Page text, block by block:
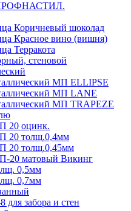
Коричневый шоколад
Красное вино (вишня)
Терракота
стеновой
МП ELLIPSE
МП LАNE
МП TRAPEZE
20 оцинк.
20 толщ.0,4мм
20 толщ.0,45мм
20 матовый Викинг
0,5мм
0,7мм
для забора и стен